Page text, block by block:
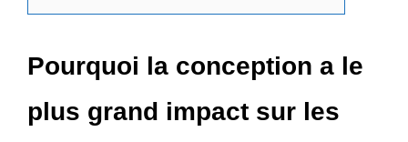
Pourquoi la conception a le
plus grand impact sur les